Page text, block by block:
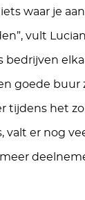
waar je
vult
bedrijven
goede buur
tijdens het
valt er nog